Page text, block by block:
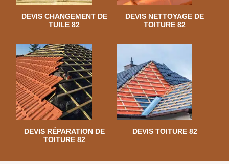
DEVIS CHANGEMENT DE
TUILE 82
DEVIS NETTOYAGE DE
TOITURE 82
DEVIS RÉPARATION DE
TOITURE 82
DEVIS TOITURE 82